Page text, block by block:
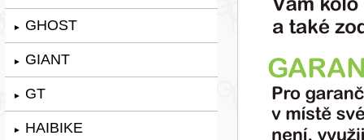
► GHOST
► GIANT
► GT
► HAIBIKE